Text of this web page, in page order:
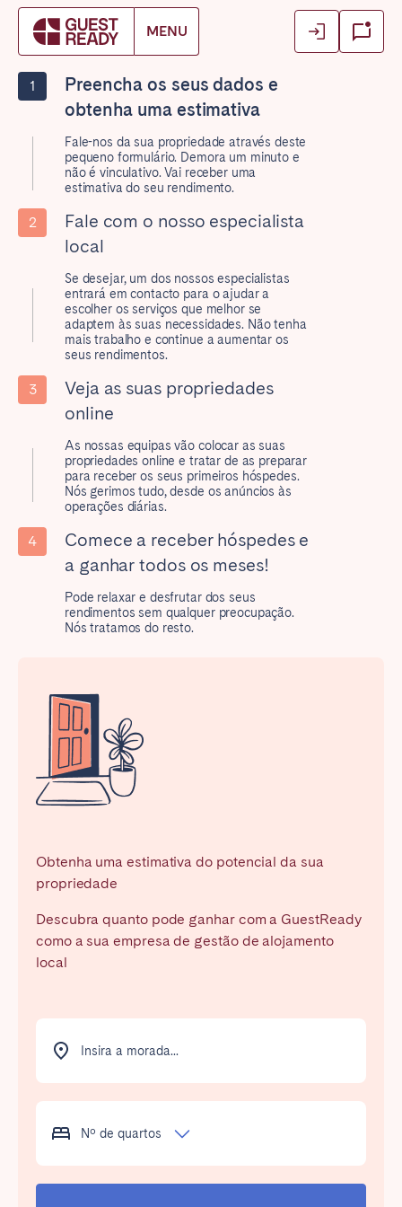
MENU
Reservar alojamento
Login
Fechar
Log in as owner
Log in as guest
1
Preencha os seus dados e
obtenha uma estimativa
Fale-nos da sua propriedade através deste
pequeno formulário. Demora um minuto e
não é vinculativo. Vai receber uma
estimativa do seu rendimento.
2
Fale com o nosso especialista
local
Se desejar, um dos nossos especialistas
entrará em contacto para o ajudar a
escolher os serviços que melhor se
adaptem às suas necessidades. Não tenha
mais trabalho e continue a aumentar os
seus rendimentos.
3
Veja as suas propriedades
online
As nossas equipas vão colocar as suas
propriedades online e tratar de as preparar
para receber os seus primeiros hóspedes.
Nós gerimos tudo, desde os anúncios às
operações diárias.
4
Comece a receber hóspedes e
a ganhar todos os meses!
Pode relaxar e desfrutar dos seus
rendimentos sem qualquer preocupação.
Nós tratamos do resto.
Obtenha uma estimativa do potencial da sua
propriedade
Descubra quanto pode ganhar com a GuestReady
como a sua empresa de gestão de alojamento
local
Insira a morada...
Nº de quartos
Fechar
Find your location.
FRANCE
Aix-en-Provence
Arcachon Bay
Basque Country & Landes
Bordeaux
La Baule
Lyon
Marseille
Martinique
Montpellier
Nice
Paris
Poitiers
Strasbourg
Toulouse
IRELAND
SAUDI ARABIA
SPAIN
Alicante
Benidorm
San Sebastian
Valencia
ANDALUSIA
Seville
CANARY ISLANDS
El Hierro
Gran Canaria
La Gomera
Login
Fechar
Log in as owner
Log in as guest